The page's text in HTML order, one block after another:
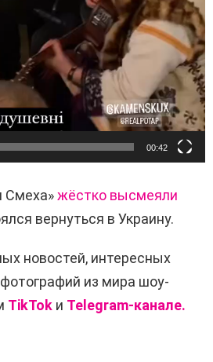
00:42
Смеха»жёстко высмеяли
вернуться в Украину.
новостей, интересных
из мира шоу-
TikTok и Telegram-канале.